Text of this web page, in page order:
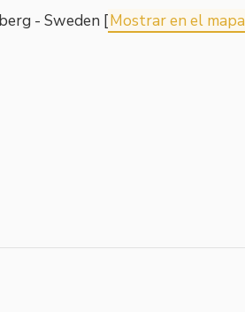
- Sweden [Mostrar en el mapa